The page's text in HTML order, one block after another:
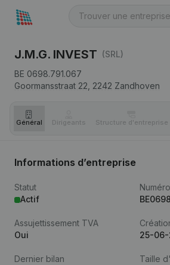
J.M.G. INVEST (SRL)
BE 0698.791.067
Goormansstraat 22, 2242 Zandhoven
Général Dirigeants Structure d'entreprise
Informations d’entreprise
Statut
Actif
Assujettissement TVA
Oui
25-06-
Dernier bilan
Taille